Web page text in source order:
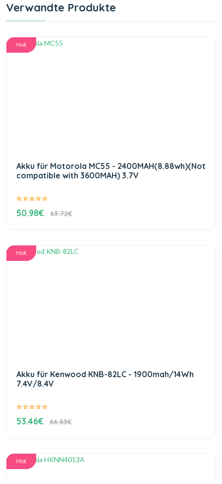
Verwandte Produkte
Hot
Akku für Motorola MC55 - 2400MAH(8.88wh)(Not
compatible with 3600MAH) 3.7V
50.98€ 63.72€
Hot
Akku für Kenwood KNB-82LC - 1900mah/14Wh
7.4V/8.4V
53.46€ 66.83€
Hot